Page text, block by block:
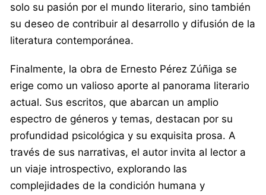
solo su pasión por el mundo literario, sino también
su deseo de contribuir al desarrollo y difusión de la
literatura contemporánea.
Finalmente, la obra de Ernesto Pérez Zúñiga se
erige como un valioso aporte al panorama literario
actual. Sus escritos, que abarcan un amplio
espectro de géneros y temas, destacan por su
profundidad psicológica y su exquisita prosa. A
través de sus narrativas, el autor invita al lector a
un viaje introspectivo, explorando las
complejidades de la condición humana y